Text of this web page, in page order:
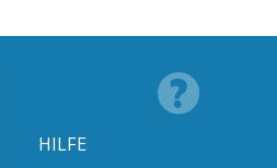
HILFE